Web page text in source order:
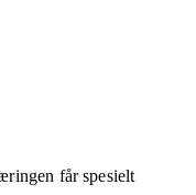
får spesielt